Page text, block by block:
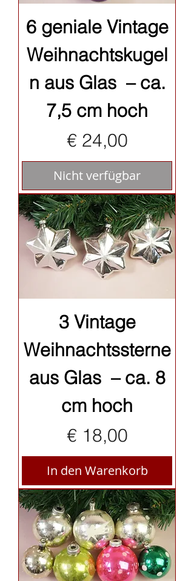
6 geniale Vintage
Weihnachtskugel
n aus Glas – ca.
7,5 cm hoch
Preis
€ 24,00
Nicht verfügbar
3 Vintage
Weihnachtssterne
aus Glas – ca. 8
cm hoch
Preis
€ 18,00
In den Warenkorb